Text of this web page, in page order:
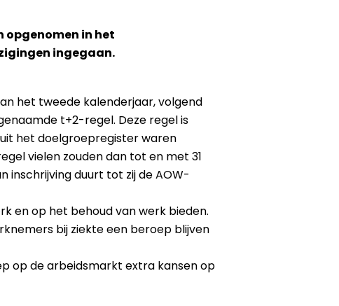
opgenomen in het
ingegaan.
het tweede kalenderjaar, volgend
t+2-regel. Deze regel is
het doelgroepregister waren
vielen zouden dan tot en met 31
inschrijving duurt tot zij de AOW-
en op het behoud van werk bieden.
bij ziekte een beroep blijven
op de arbeidsmarkt extra kansen op